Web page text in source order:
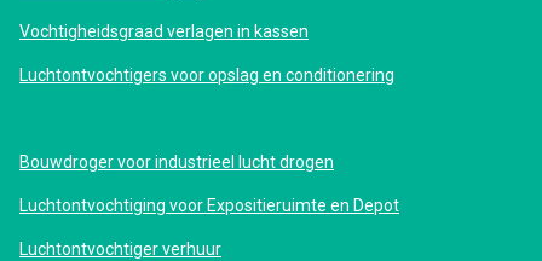
Vochtigheidsgraad verlagen in kassen
Luchtontvochtigers voor opslag en conditionering
Bouwdroger voor industrieel lucht drogen
Luchtontvochtiging voor Expositieruimte en Depot
Luchtontvochtiger verhuur